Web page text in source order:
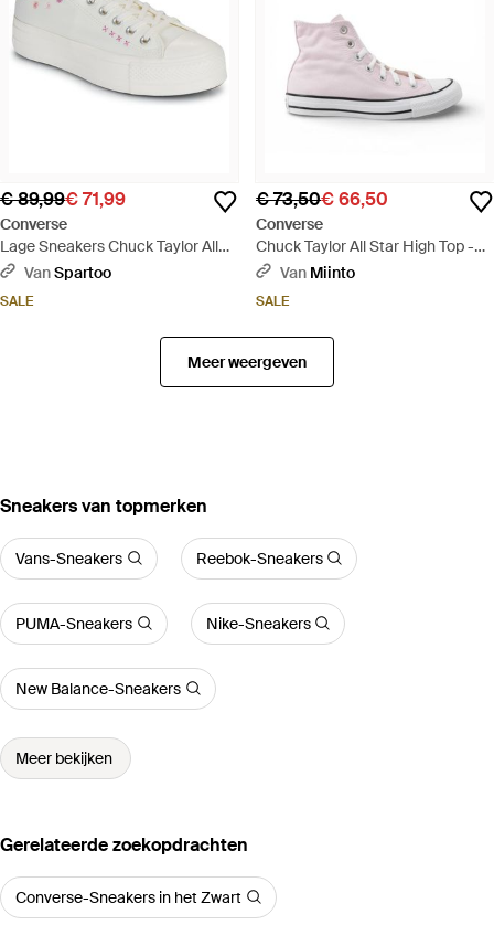
€ 89,99€ 71,99
Converse
Lage Sneakers Chuck Taylor All
Star Lift Floral Embroidery Low
VanSpartoo
SALE
€ 73,50€ 66,50
Converse
Chuck Taylor All Star High Top -
Wit Van Miinto
SALE
Meer weergeven
‪Sneakers‬ van topmerken
Vans-Sneakers Reebok-Sneakers
PUMA-Sneakers Nike-Sneakers
New Balance-Sneakers
Meer bekijken
Gerelateerde zoekopdrachten
Converse-Sneakers in het Zwart